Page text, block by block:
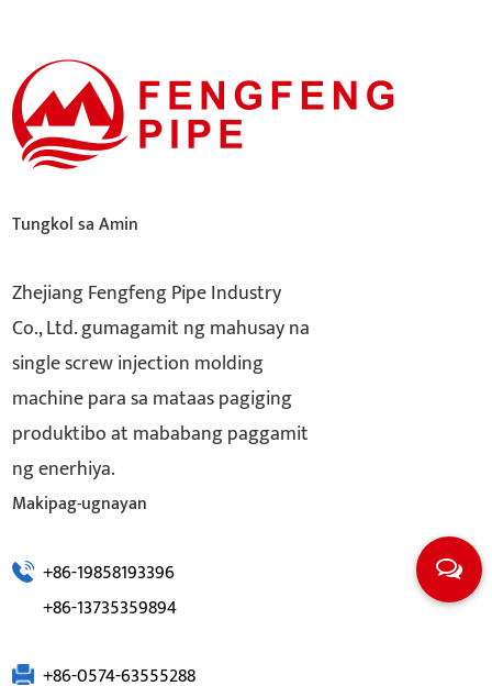
Tungkol sa Amin
Zhejiang Fengfeng Pipe Industry
Co., Ltd. gumagamit ng mahusay na
single screw injection molding
machine para sa mataas pagiging
produktibo at mababang paggamit
ng enerhiya.
Makipag-ugnayan
+86-19858193396
+86-13735359894
+86-0574-63555288